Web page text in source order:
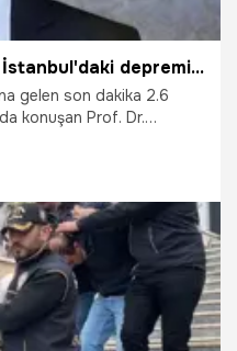
SON DAKİKA! Uzman isim İstanbul'daki depremi değerlendirdi: '7'ye yakın deprem bekliyoruz'
gelen son dakika 2.6
konuşan Prof. Dr.